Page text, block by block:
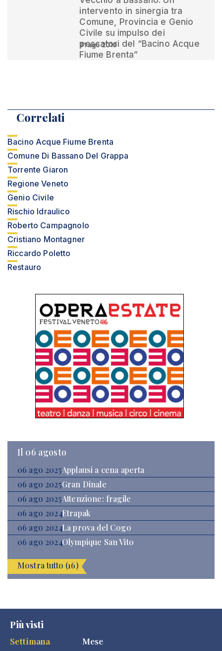
intervento in sinergia tra
Comune, Provincia e Genio
Civile su impulso dei
pescatori del “Bacino Acque
Fiume Brenta”
31 ago 2010
Correlati
Bacino Acque Fiume Brenta
Comune Di Bassano Del Grappa
Torrente Giaron
Regione Veneto
Genio Civile
Rischio Idraulico
Roberto Campagnolo
Cristiano Montagner
Riccardo Poletto
Restauro
Il 06 agosto
06 ago 2025Applausi a cena aperta
06 ago 2025Gran Dinale
06 ago 2025Attenzione: fragile
06 ago 2024Etrapak
06 ago 2024La prova del Cogo
06 ago 2024Olympique San Vito
Mostra tutto (16)
Più visti
Settimana
Mese